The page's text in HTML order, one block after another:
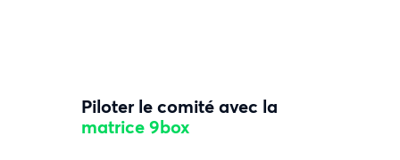
Piloter le comité avec la
matrice 9box